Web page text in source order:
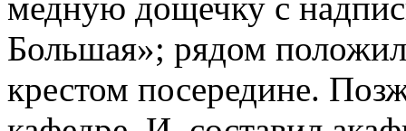
Большая»; рядом
крестом посередине.